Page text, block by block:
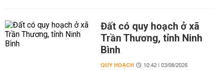
Đất có quy hoạch ở xã
Trần Thương, tỉnh Ninh
Bình
QUY HOẠCH 10:42 | 03/08/2026